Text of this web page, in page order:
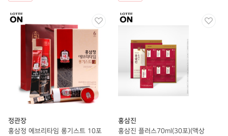
정관장
홍삼정 에브리타임 롱기스트 10포
홍삼진
홍삼진 플러스70ml(30포)(액상